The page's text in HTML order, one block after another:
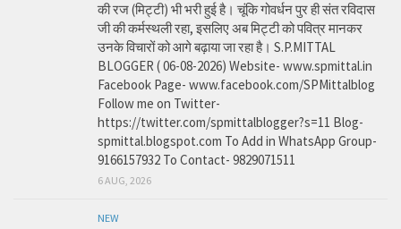
की रज (मिट्टी) भी भरी हुई है। चूंकि गोवर्धन पुर ही संत रविदास
जी की कर्मस्थली रहा, इसलिए अब मिट्टी को पवित्र मानकर
उनके विचारों को आगे बढ़ाया जा रहा है। S.P.MITTAL
BLOGGER ( 06-08-2026) Website- www.spmittal.in
Facebook Page- www.facebook.com/SPMittalblog
Follow me on Twitter-
https://twitter.com/spmittalblogger?s=11 Blog-
spmittal.blogspot.com To Add in WhatsApp Group-
9166157932 To Contact- 9829071511
6 AUG, 2026
NEW